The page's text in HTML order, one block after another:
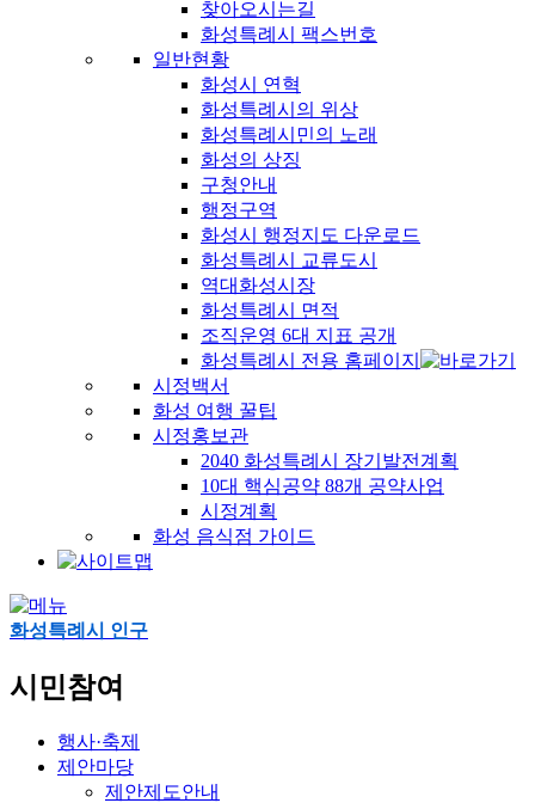
찾아오시는길
화성특례시 팩스번호
일반현황
화성시 연혁
화성특례시의 위상
화성특례시민의 노래
화성의 상징
구청안내
행정구역
화성시 행정지도 다운로드
화성특례시 교류도시
역대화성시장
화성특례시 면적
조직운영 6대 지표 공개
화성특례시 전용 홈페이지
시정백서
화성 여행 꿀팁
시정홍보관
2040 화성특례시 장기발전계획
10대 핵심공약 88개 공약사업
시정계획
화성 음식점 가이드
화성특례시 인구
시민참여
행사·축제
제안마당
제안제도안내